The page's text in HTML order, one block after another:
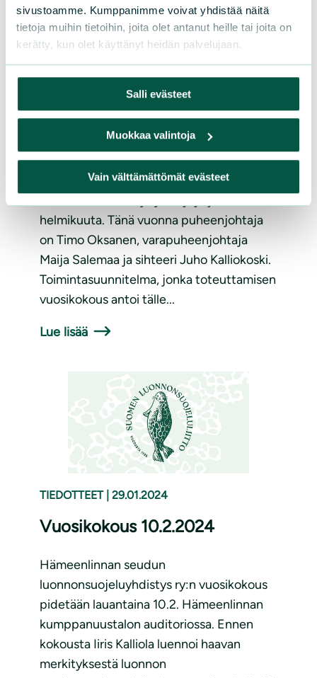
sivustoamme. Kumppanimme voivat yhdistää näitä
tietoja muihin tietoihin, joita olet antanut heille tai joita on
kerätty, kun olet käyttänyt heidän palvelujaan.
Salli evästeet
Muokkaa valintoja
Vain välttämättömät evästeet
03.03.2024
Hallitus 2024 on järjestäytynyt
Hämeenlinnan seudun
luonnonsuojeluyhdistys ry:n hallitus
helmikuuta. Tänä vuonna puheenjohtaja
on Timo Oksanen, varapuheenjohtaja
Maija Salemaa ja sihteeri Juho Kalliokoski.
Toimintasuunnitelma, jonka toteuttamisen
vuosikokous antoi tälle...
Lue lisää
TIEDOTTEET 29.01.2024
Vuosikokous 10.2.2024
Hämeenlinnan seudun
luonnonsuojeluyhdistys ry:n vuosikokous
pidetään lauantaina 10.2. Hämeenlinnan
kumppanuustalon auditoriossa. Ennen
kokousta Iiris Kalliola luennoi haavan
merkityksestä luonnon